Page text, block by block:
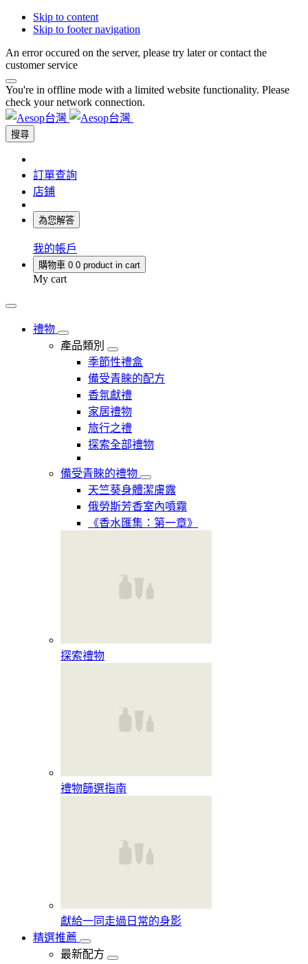
Skip to content
Skip to footer navigation
An error occured on the server, please try later or contact the
customer service
You're in offline mode with a limited website functionality. Please
check your network connection.
搜尋
訂單查詢
店鋪
為您解答
我的帳戶
購物車 0 0 product in cart
My cart
禮物
產品類別
季節性禮盒
備受青睞的配方
香氛獻禮
家居禮物
旅行之禮
探索全部禮物
備受青睞的禮物
天竺葵身體潔膚露
俄勞斯芳香室內噴霧
《香水匯集：第一章》​
探索禮物
禮物篩選指南
獻給一同走過日常的身影
精選推薦
最新配方